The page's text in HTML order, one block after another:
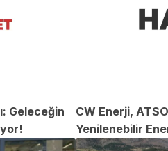
Geleceğin
CW Enerji,
Yenilenebilir